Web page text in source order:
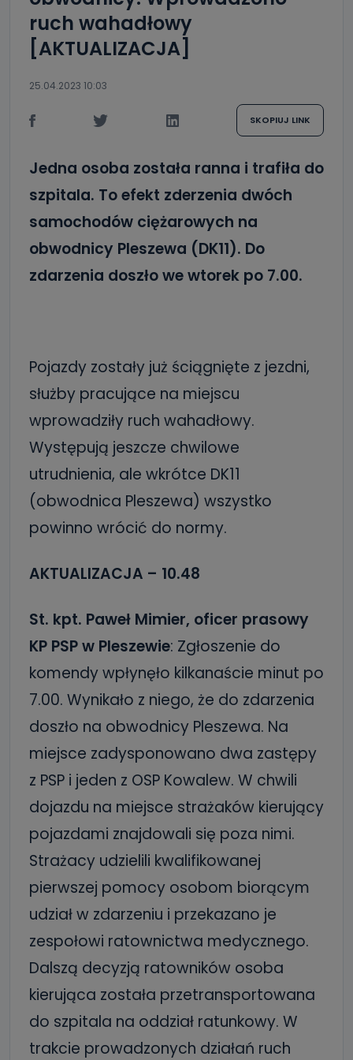
ruch wahadłowy
[AKTUALIZACJA]
25.04.2023 10:03
SKOPIUJ LINK
Jedna osoba została ranna i trafiła do
szpitala. To efekt zderzenia dwóch
samochodów ciężarowych na
obwodnicy Pleszewa (DK11). Do
zdarzenia doszło we wtorek po 7.00.
Pojazdy zostały już ściągnięte z jezdni,
służby pracujące na miejscu
wprowadziły ruch wahadłowy.
Występują jeszcze chwilowe
utrudnienia, ale wkrótce DK11
(obwodnica Pleszewa) wszystko
powinno wrócić do normy.
AKTUALIZACJA – 10.48
St. kpt. Paweł Mimier, oficer prasowy
KP PSP w Pleszewie: Zgłoszenie do
komendy wpłynęło kilkanaście minut po
7.00. Wynikało z niego, że do zdarzenia
doszło na obwodnicy Pleszewa. Na
miejsce zadysponowano dwa zastępy
z PSP i jeden z OSP Kowalew. W chwili
dojazdu na miejsce strażaków kierujący
pojazdami znajdowali się poza nimi.
Strażacy udzielili kwalifikowanej
pierwszej pomocy osobom biorącym
udział w zdarzeniu i przekazano je
zespołowi ratownictwa medycznego.
Dalszą decyzją ratowników osoba
kierująca została przetransportowana
do szpitala na oddział ratunkowy. W
trakcie prowadzonych działań ruch